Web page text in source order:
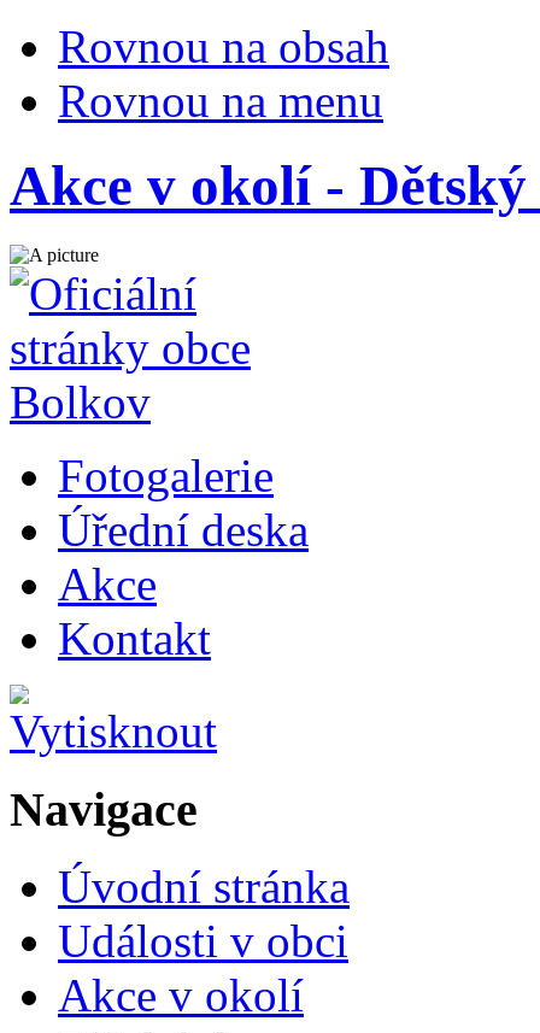
Rovnou na obsah
Rovnou na menu
Akce v okolí - Dětský
Fotogalerie
Úřední deska
Akce
Kontakt
Navigace
Úvodní stránka
Události v obci
Akce v okolí